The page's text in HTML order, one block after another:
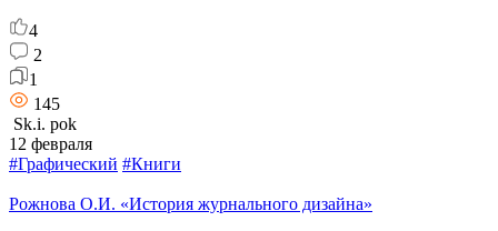
4
2
1
145
Sk.i. pok
12 февраля
#Графический #Книги
Рожнова О.И. «История журнального дизайна»